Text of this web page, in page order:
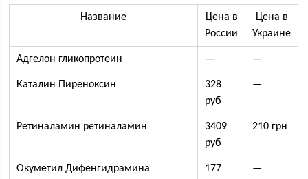
Название
Цена в
России
Цена в
Украине
Адгелон гликопротеин — —
Каталин Пиреноксин
328
руб
—
Ретиналамин ретиналамин
3409
руб
210 грн
Окуметил Дифенгидрамина
177
—